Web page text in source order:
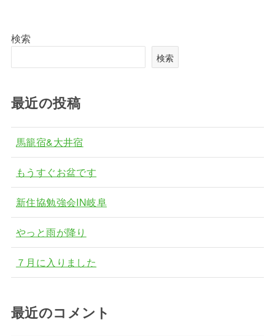
検索
検索
最近の投稿
馬籠宿&大井宿
もうすぐお盆です
新住協勉強会IN岐阜
やっと雨が降り
７月に入りました
最近のコメント